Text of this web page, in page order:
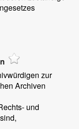
zur
Archiven
und